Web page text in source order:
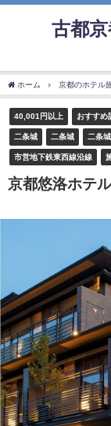
古都
ホーム 京都のホテル
40,001円以上 おすすめ
二条城 二条城 二条
市営地下鉄東西線沿線
京都悠洛ホテ